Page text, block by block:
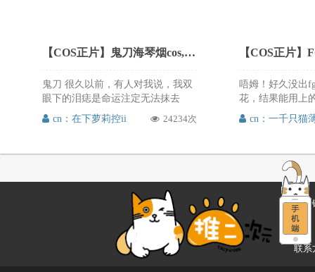
【COS正片】鬼刀海琴烟cos,冰公主的唯美仙气 cn在下萝莉控ii
鬼刀 很久以前，有人对我说，我双
眼下的泪痣是命运注定无法抹去
的，一滴是为我受苦受难的人民，
而另一滴是为了一位我永远无法拥
摄影：@萧影殿下 场地：@小圣
想出次风玲 在下萝莉控ii的这套海
琴烟cos真的是美丽到极致啊，唯美
的意境，冷艳中的仙气，真的是好
看、好看、好看~推次元强烈推荐的
cos，喜欢的朋友可以来微博关注@
在下萝莉控ii，还有更多福利等你发
cn：在下萝莉控ii 24234次
唔姆！好久没出
花，结果能用上
摄影棚 的白棚
上的花环陷进去
@ALok_阿烙 同
Minamo_js [怒]
只猫薄禾的尼禄
英姿飒爽，美丽
cos推次元必须
朋友可以来微博
猫薄禾
cn：一千只猫
友情
声明
联系